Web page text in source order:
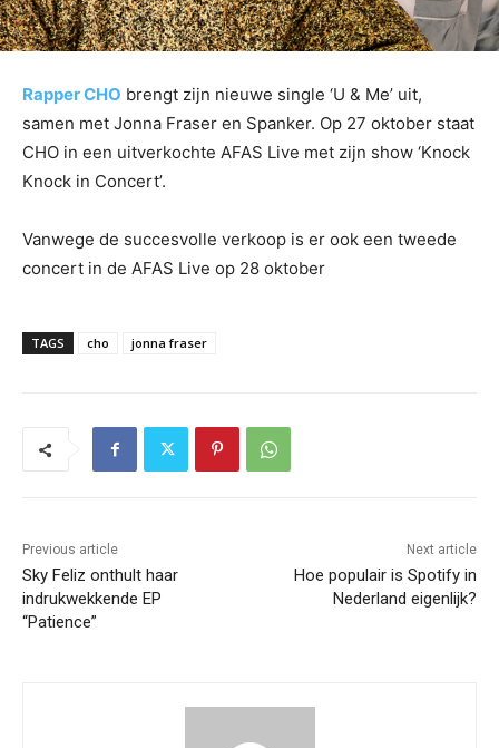
Rapper CHO brengt zijn nieuwe single ‘U & Me’ uit,
samen met Jonna Fraser en Spanker. Op 27 oktober staat
CHO in een uitverkochte AFAS Live met zijn show ‘Knock
Knock in Concert’.
Vanwege de succesvolle verkoop is er ook een tweede
concert in de AFAS Live op 28 oktober
TAGS cho jonna fraser
Previous article
Sky Feliz onthult haar
indrukwekkende EP
“Patience”
Next article
Hoe populair is Spotify in
Nederland eigenlijk?